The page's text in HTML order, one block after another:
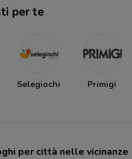
per te
Selegiochi Primigi
per città nelle vicinanze